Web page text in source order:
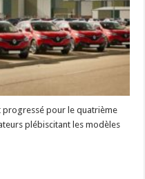
progressé pour le quatrième
plébiscitant les modèles